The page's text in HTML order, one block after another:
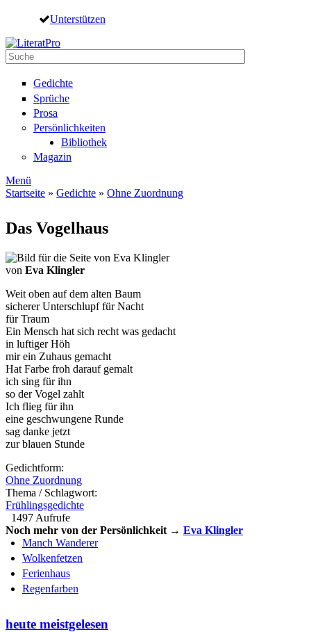
Direkt zum Inhalt
Unterstützen
Suche
Gedichte
Sprüche
Prosa
Persönlichkeiten
Bibliothek
Magazin
Menü
Startseite » Gedichte » Ohne Zuordnung
Das Vogelhaus
von Eva Klingler
Weit oben auf dem alten Baum
sicherer Unterschlupf für Nacht
für Traum
Ein Mensch hat sich recht was gedacht
in luftiger Höh
mir ein Zuhaus gemacht
Hat Farbe froh darauf gemalt
ich sing für ihn
so der Vogel zahlt
Ich flieg für ihn
eine geschwungene Runde
sag danke jetzt
zur blauen Stunde
Gedichtform:
Ohne Zuordnung
Thema / Schlagwort:
Frühlingsgedichte
1497 Aufrufe
Noch mehr von der Persönlichkeit → Eva Klingler
Manch Wanderer
Wolkenfetzen
Ferienhaus
Regenfarben
heute meistgelesen